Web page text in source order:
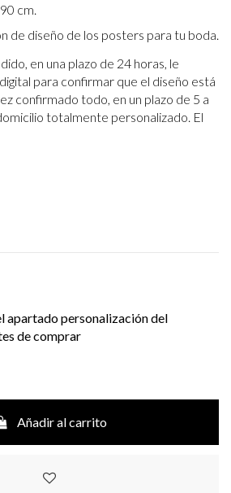
cm.
de diseño de los posters para tu boda.
en una plazo de 24 horas, le
para confirmar que el diseño está
confirmado todo, en un plazo de 5 a
totalmente personalizado. El
apartado personalización del
de comprar
Añadir al carrito